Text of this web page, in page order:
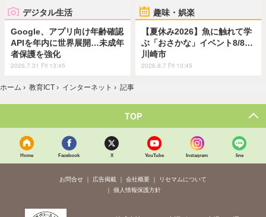
デジタル生活
Google、アプリ向け年齢確認
APIを年内に世界展開…未成年
者保護を強化
2026.7.31 Fri 13:45
趣味・娯楽
【夏休み2026】魚に触れて学
ぶ「おさかな」イベント8/8…
川崎市
2026.8.7 Fri 10:45
ホーム › 教育ICT › インターネット › 記事
TOP
Home Facebook X YouTube Instagram line
お問合せ 広告掲載 会社概要
リセマムについて
個人情報保護方針